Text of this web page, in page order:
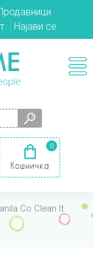
Најави се
0
Кошничка
Co Clean It